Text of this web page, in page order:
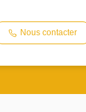
Nous contacter